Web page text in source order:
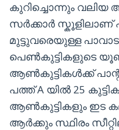
കുറിച്ചൊന്നും വലിയ
സർക്കാർ സ്കൂളിലാണ്
മുട്ടുവരെയുള്ള
പെൺകുട്ടികളുടെ
ആൺകുട്ടികൾക്ക്
പത്ത് A യിൽ 25
ആൺകുട്ടികളും ഇട
ആർക്കും സ്ഥിരം